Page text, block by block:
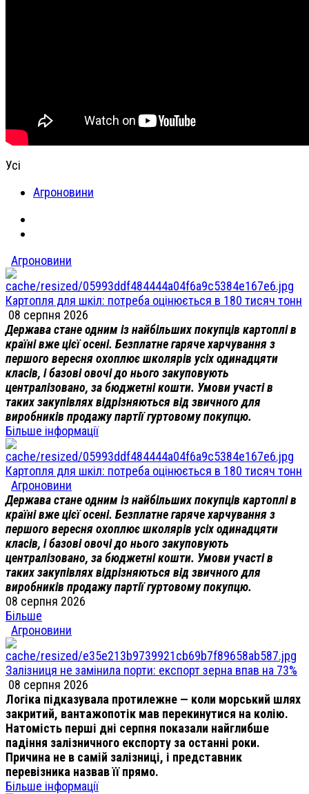
Усі
Агроновини
Агроновини
Картопля для шкіл: потреба оцінюється в 180 тисяч тонн
08 серпня 2026
Держава стане одним із найбільших покупців картоплі в
країні вже цієї осені. Безплатне гаряче харчування з
першого вересня охоплює школярів усіх одинадцяти
класів, і базові овочі до нього закуповують
централізовано, за бюджетні кошти. Умови участі в
таких закупівлях відрізняються від звичного для
виробників продажу партії гуртовому покупцю.
Більше інформації
Картопля для шкіл: потреба оцінюється в 180 тисяч тонн
Агроновини
Держава стане одним із найбільших покупців картоплі в
країні вже цієї осені. Безплатне гаряче харчування з
першого вересня охоплює школярів усіх одинадцяти
класів, і базові овочі до нього закуповують
централізовано, за бюджетні кошти. Умови участі в
таких закупівлях відрізняються від звичного для
виробників продажу партії гуртовому покупцю.
08 серпня 2026
Більше
Агроновини
Залізниця не замінила порти: експорт зерна впав на 73%
08 серпня 2026
Логіка підказувала протилежне — коли морський шлях
закритий, вантажопотік мав перекинутися на колію.
Натомість перші дні серпня показали найглибше
падіння залізничного експорту за останні роки.
Причина не в самій залізниці, і представник
перевізника назвав її прямо.
Більше інформації